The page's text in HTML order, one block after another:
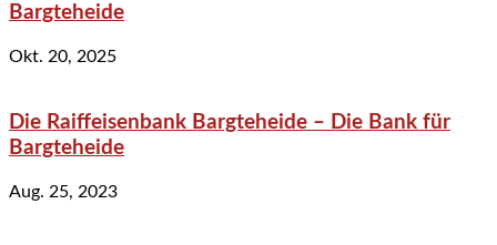
Bargteheide
Okt. 20, 2025
Die Raiffeisenbank Bargteheide – Die Bank für
Bargteheide
Aug. 25, 2023